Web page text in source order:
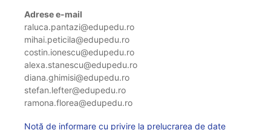
Adrese e-mail
raluca.pantazi@edupedu.ro
mihai.peticila@edupedu.ro
costin.ionescu@edupedu.ro
alexa.stanescu@edupedu.ro
diana.ghimisi@edupedu.ro
stefan.lefter@edupedu.ro
ramona.florea@edupedu.ro
Notă de informare cu privire la prelucrarea de date